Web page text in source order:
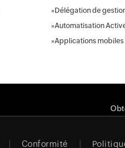
» Délégation de
»Automatisation
»Applications mobiles
Conformité